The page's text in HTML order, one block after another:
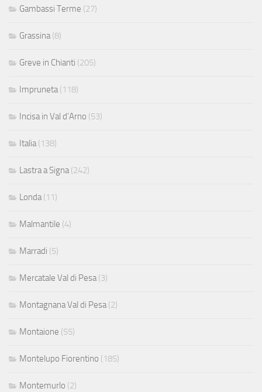
Gambassi Terme (27)
Grassina(8)
Greve in Chianti (205)
Impruneta(118)
Incisa in Val d'Arno (53)
Italia(138)
Lastra a Signa(242)
Londa(11)
Malmantile (4)
Marradi (5)
Mercatale Val di Pesa(3)
Montagnana Val di Pesa(2)
Montaione (55)
Montelupo Fiorentino (185)
Montemurlo (2)